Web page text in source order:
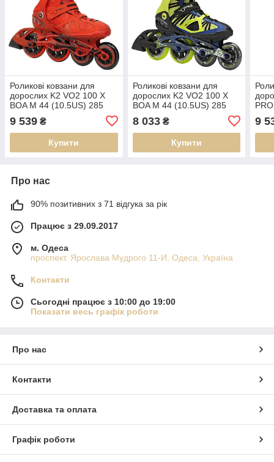
Роликові ковзани для
дорослих K2 VO2 100 X
BOA M 44 (10.5US) 285
(285 мм)
9 539 ₴
Купити
Роликові ковзани для
дорослих K2 VO2 100 X
BOA M 44 (10.5US) 285
(3040006) (285 мм)
8 033₴
Купити
9
Про нас
90% позитивних з 71 відгука за рік
Працює з 29.09.2017
м. Одеса
проспект. Ярослава Мудрого 11-И, Одеса, Україна
Контакти
Сьогодні працює з 10:00 до 19:00
Показати весь графік роботи
Про нас
Контакти
Доставка та оплата
Графік роботи